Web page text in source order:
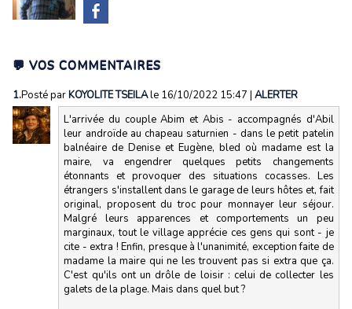
💬 VOS COMMENTAIRES
1.Posté parKOYOLITE TSEILAle 16/10/2022 15:47 | ALERTER
L'arrivée du couple Abim et Abis - accompagnés d'Abil
leur androïde au chapeau saturnien - dans le petit patelin
balnéaire de Denise et Eugène, bled où madame est la
maire, va engendrer quelques petits changements
étonnants et provoquer des situations cocasses. Les
étrangers s'installent dans le garage de leurs hôtes et, fait
original, proposent du troc pour monnayer leur séjour.
Malgré leurs apparences et comportements un peu
marginaux, tout le village apprécie ces gens qui sont - je
cite - extra ! Enfin, presque à l'unanimité, exception faite de
madame la maire qui ne les trouvent pas si extra que ça.
C'est qu'ils ont un drôle de loisir : celui de collecter les
galets de la plage. Mais dans quel but ?